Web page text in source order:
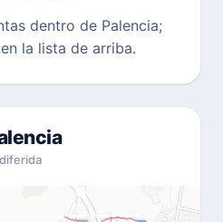
dentro de Palencia;
la lista de arriba.